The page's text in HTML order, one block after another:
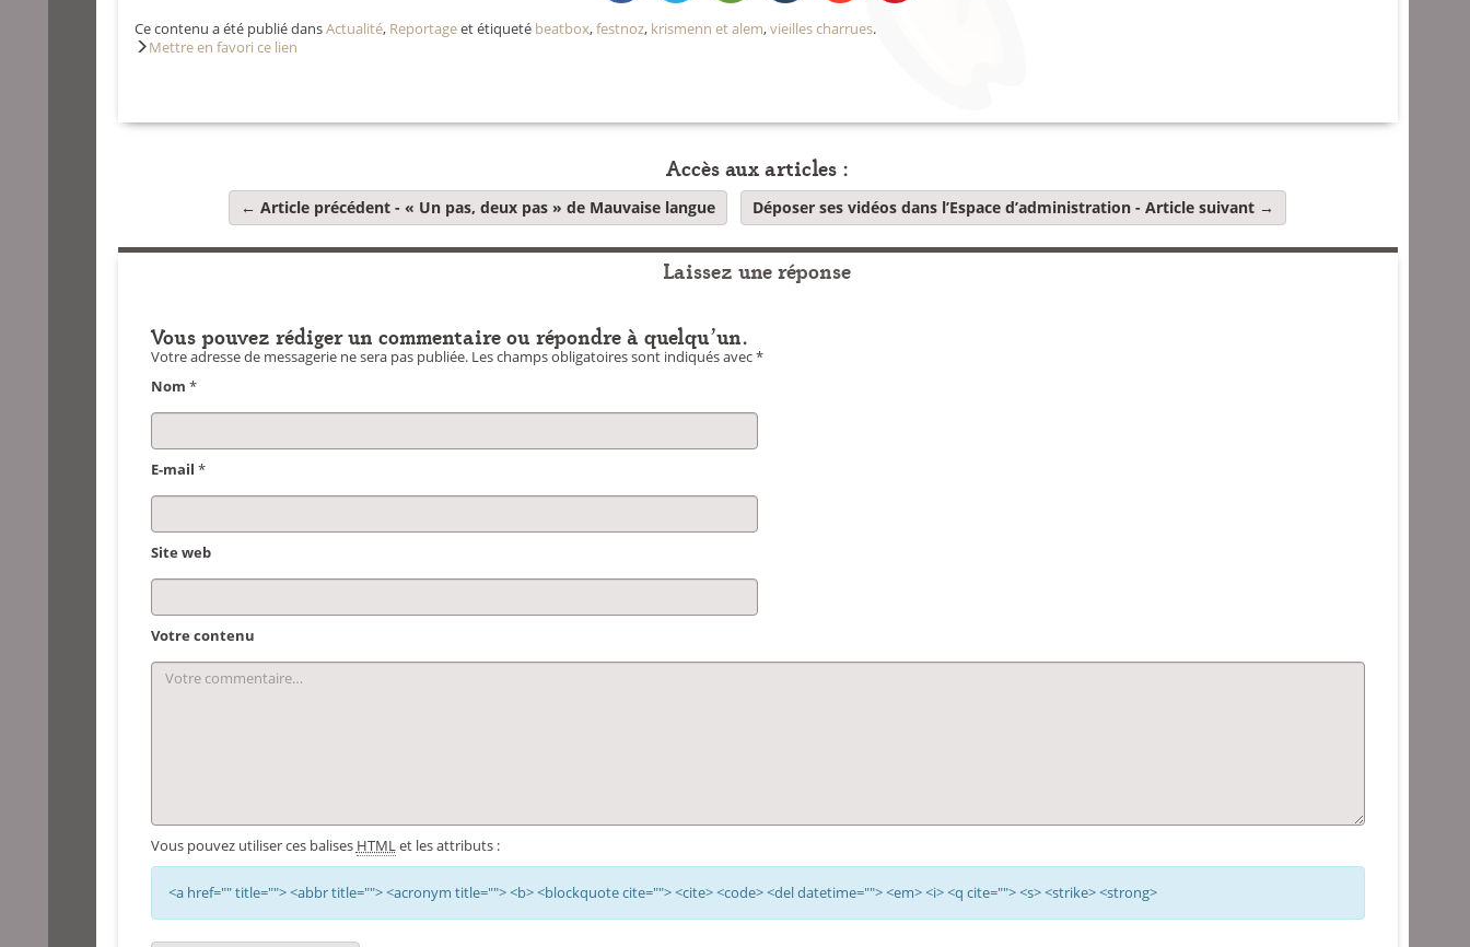
Ce contenu a été publié dansActualité, Reportageet étiqueté beatbox,festnoz, krismenn et alem,vieilles charrues.
Mettre en favori ce lien
Accès aux articles :
← Article précédent - « Un pas, deux pas » de Mauvaise langue Déposer ses vidéos dans l’Espace d’administration - Article suivant →
Laissez une réponse
Vous pouvez rédiger un commentaire ou répondre à quelqu'un.
Votre adresse de messagerie ne sera pas publiée.Les champs obligatoires sont indiqués avec*
Nom *
E-mail *
Site web
Votre contenu
Vous pouvez utiliser ces balises HTMLet les attributs :
<a href="" title=""> <abbr title=""> <acronym title=""> <b> <blockquote cite=""> <cite> <code> <del datetime=""> <em> <i> <q cite=""> <s> <strike> <strong>